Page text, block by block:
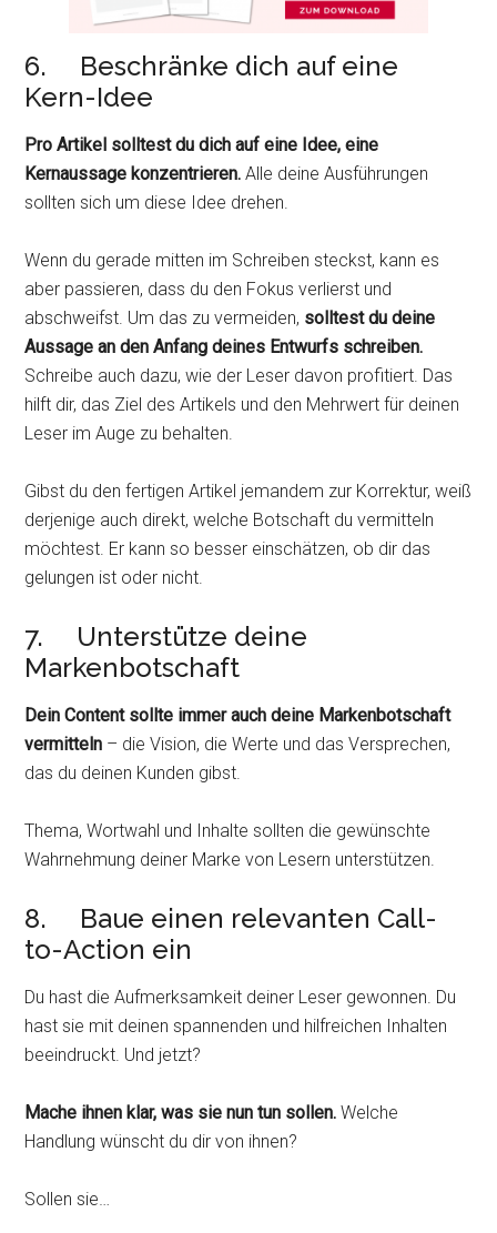
6. Beschränke dich auf eine
Kern-Idee
Pro Artikel solltest du dich auf eine Idee, eine
Kernaussage konzentrieren. Alle deine Ausführungen
sollten sich um diese Idee drehen.
Wenn du gerade mitten im Schreiben steckst, kann es
aber passieren, dass du den Fokus verlierst und
abschweifst. Um das zu vermeiden, solltest du deine
Aussage an den Anfang deines Entwurfs schreiben.
Schreibe auch dazu, wie der Leser davon profitiert. Das
hilft dir, das Ziel des Artikels und den Mehrwert für deinen
Leser im Auge zu behalten.
Gibst du den fertigen Artikel jemandem zur Korrektur, weiß
derjenige auch direkt, welche Botschaft du vermitteln
möchtest. Er kann so besser einschätzen, ob dir das
gelungen ist oder nicht.
7. Unterstütze deine
Markenbotschaft
Dein Content sollte immer auch deine Markenbotschaft
vermitteln – die Vision, die Werte und das Versprechen,
das du deinen Kunden gibst.
Thema, Wortwahl und Inhalte sollten die gewünschte
Wahrnehmung deiner Marke von Lesern unterstützen.
8. Baue einen relevanten Call-
to-Action ein
Du hast die Aufmerksamkeit deiner Leser gewonnen. Du
hast sie mit deinen spannenden und hilfreichen Inhalten
beeindruckt. Und jetzt?
Mache ihnen klar, was sie nun tun sollen. Welche
Handlung wünscht du dir von ihnen?
Sollen sie…